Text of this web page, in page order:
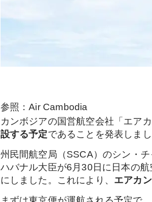
参照：Air Cambodia
カンボジアの国営航空会社「エア
設する予定であることを発表しま
州民間航空局（SSCA）のシン・
ハバナル大臣が6月30日に日本の
にしました。これにより、 エアカ